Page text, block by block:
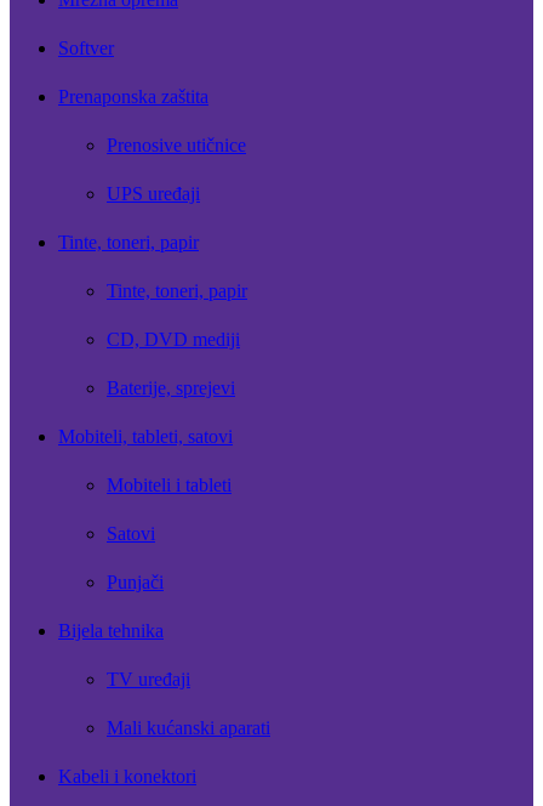
Softver
Prenaponska zaštita
Prenosive utičnice
UPS uređaji
Tinte, toneri, papir
Tinte, toneri, papir
CD, DVD mediji
Baterije, sprejevi
Mobiteli, tableti, satovi
Mobiteli i tableti
Satovi
Punjači
Bijela tehnika
TV uređaji
Mali kućanski aparati
Kabeli i konektori